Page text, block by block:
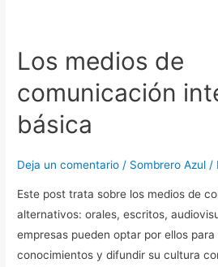
Los medios de
comunicación
básica
Deja un comentario / Sombrero Azul /
Este post trata sobre los medios de
alternativos: orales, escritos,
empresas pueden optar por ellos
conocimientos y difundir su cultura
interna:
guía